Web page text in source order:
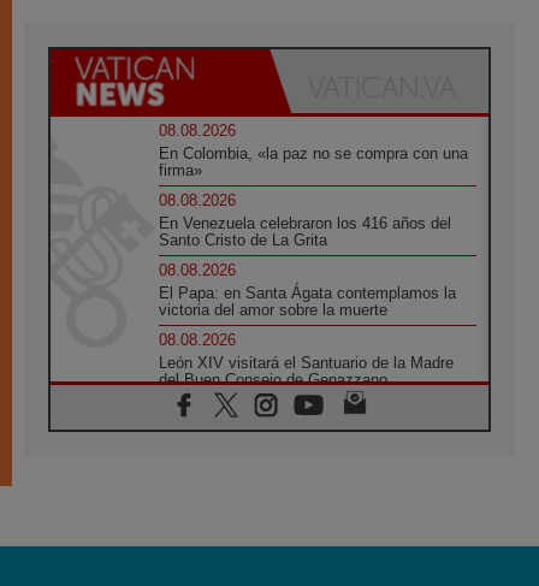
08.08.2026
En Colombia, «la paz no se compra con una
firma»
08.08.2026
En Venezuela celebraron los 416 años del
Santo Cristo de La Grita
08.08.2026
El Papa: en Santa Ágata contemplamos la
victoria del amor sobre la muerte
08.08.2026
León XIV visitará el Santuario de la Madre
del Buen Consejo de Genazzano
07.08.2026
Filipinas: el Vicariato Apostólico de Calapán
07.08.2026